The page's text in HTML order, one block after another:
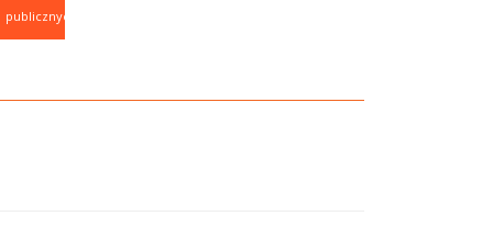
publicznych.